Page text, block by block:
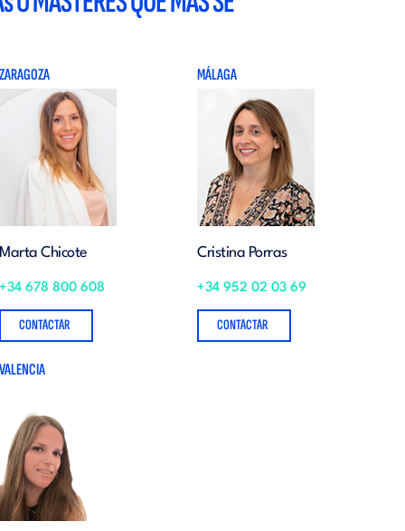
ZARAGOZA
Marta Chicote
+34 678 800 608
CONTACTAR
MÁLAGA
Cristina Porras
+34 952 02 03 69
CONTACTAR
VALENCIA